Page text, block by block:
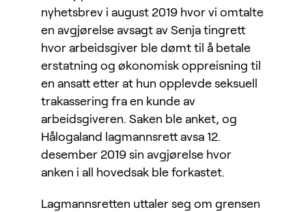
nyhetsbrev i august 2019 hvor vi omtalte
en avgjørelse avsagt av Senja tingrett
hvor arbeidsgiver ble dømt til å betale
erstatning og økonomisk oppreisning til
en ansatt etter at hun opplevde seksuell
trakassering fra en kunde av
arbeidsgiveren. Saken ble anket, og
Hålogaland lagmannsrett avsa 12.
desember 2019 sin avgjørelse hvor
anken i all hovedsak ble forkastet.
Lagmannsretten uttaler seg om grensen